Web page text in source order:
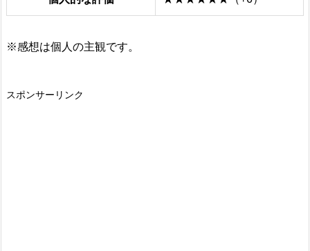
※感想は個人の主観です。
スポンサーリンク